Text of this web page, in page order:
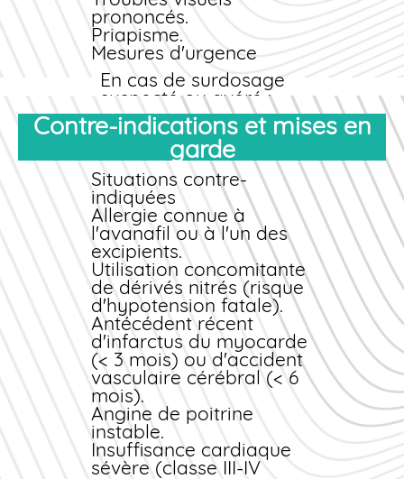
prononcés.
Priapisme.
Mesures d'urgence
En cas de surdosage
suspecté ou avéré :
Contactez
immédiatement le SAMU
(15) ou le centre
antipoison.
Allongez la personne en
position de sécurité
latérale si perte de
conscience.
Ne tentez pas de faire
vomir.
Apportez la boîte du
médicament aux
secours pour faciliter
l'identification.
Le traitement
symptomatique en
milieu hospitalier
comprend
généralement une
Contre-indications et mises en
garde
Situations contre-
indiquées
Allergie connue à
l'avanafil ou à l'un des
excipients.
Utilisation concomitante
de dérivés nitrés (risque
d'hypotension fatale).
Antécédent récent
d'infarctus du myocarde
(< 3 mois) ou d'accident
vasculaire cérébral (< 6
mois).
Angine de poitrine
instable.
Insuffisance cardiaque
sévère (classe III-IV